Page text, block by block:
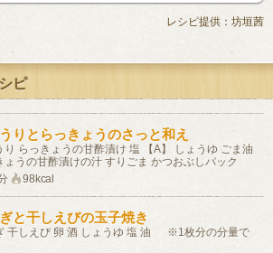
レシピ提供：坊垣茜
ピ
りとらっきょうのさっと和え
り らっきょうの甘酢漬け 塩 【A】 しょうゆ ごま油
ょうの甘酢漬けの汁 すりごま かつおぶしパック
98kcal
と干しえびの玉子焼き
干しえび 卵 酒 しょうゆ 塩 油 ※1枚分の分量で